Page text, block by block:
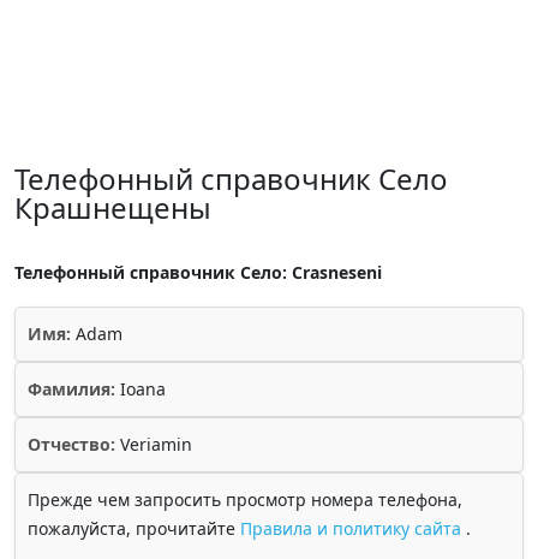
Телефонный справочник Село
Крашнещены
Телефонный справочник Село: Crasneseni
Имя: Adam
Фамилия: Ioana
Отчество: Veriamin
Прежде чем запросить просмотр номера телефона,
пожалуйста, прочитайте Правила и политику сайта .